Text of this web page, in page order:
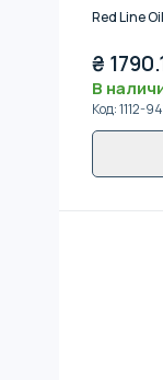
Red Line Oil
₴
В
Код:1112-